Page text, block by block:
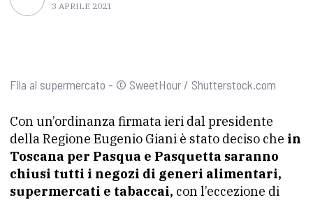
3 APRILE 2021
Fila al supermercato - © SweetHour / Shutterstock.com
Con un’ordinanza firmata ieri dal presidente
della Regione Eugenio Giani è stato deciso che in
Toscana per Pasqua e Pasquetta saranno
chiusi tutti i negozi di generi alimentari,
supermercati e tabaccai, con l’eccezione di